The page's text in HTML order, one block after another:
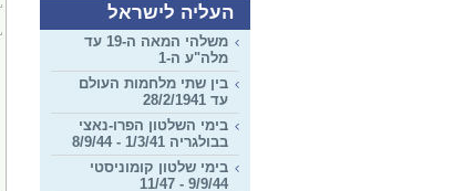
העליה לישראל
משלהי המאה ה-19 עד
מלה"ע ה-1
בין שתי מלחמות העולם
עד 28/2/1941
בימי השלטון הפרו-נאצי
בבולגריה 1/3/41 - 8/9/44
בימי שלטון קומוניסטי
9/9/44 - 11/47